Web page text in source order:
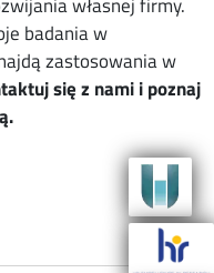
badania w
zastosowania w
się z nami i poznaj